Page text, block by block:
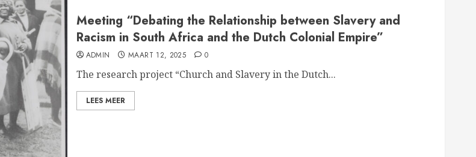
Meeting “Debating the Relationship between Slavery and
Racism in South Africa and the Dutch Colonial Empire”
ADMIN MAART 12, 2025 0
The research project “Church and Slavery in the Dutch...
LEES MEER